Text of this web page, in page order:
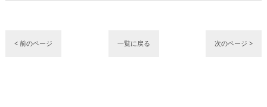
< 前のページ 一覧に戻る 次のページ >